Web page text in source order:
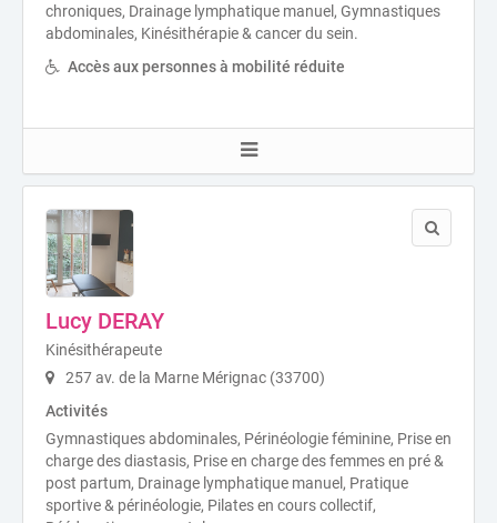
chroniques, Drainage lymphatique manuel, Gymnastiques
abdominales, Kinésithérapie & cancer du sein.
Accès aux personnes à mobilité réduite
Lucy DERAY
Kinésithérapeute
257 av. de la Marne Mérignac (33700)
Activités
Gymnastiques abdominales, Périnéologie féminine, Prise en
charge des diastasis, Prise en charge des femmes en pré &
post partum, Drainage lymphatique manuel, Pratique
sportive & périnéologie, Pilates en cours collectif,